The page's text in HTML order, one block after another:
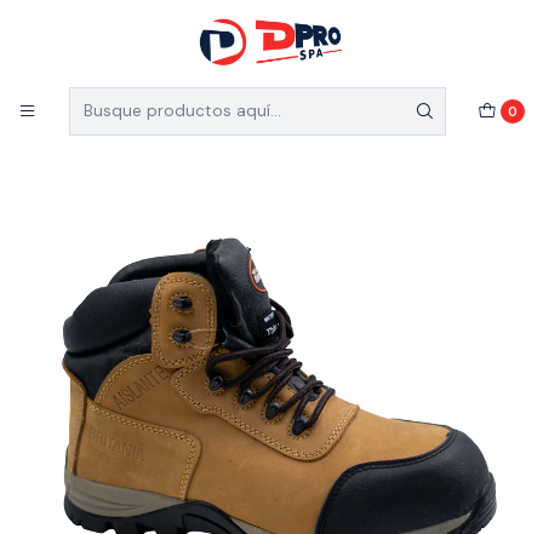
0
5% de descuento en el total de tu compra (Válido
para nuevos clientes)
Inicio Catálogo BOTIN BRITANIA TALLA 44